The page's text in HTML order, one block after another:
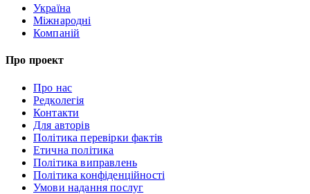
Україна
Міжнародні
Компаній
Про проект
Про нас
Редколегія
Контакти
Для авторів
Політика перевірки фактів
Етична політика
Політика виправлень
Політика конфіденційності
Умови надання послуг